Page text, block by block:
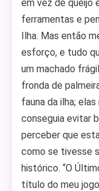
em vez de queijo
ferramentas e
Ilha. Mas então
esforço, e tudo
um machado
fronda de
fauna da ilha;
conseguia evitar
perceber que
como se tivesse
histórico. “O
título do meu